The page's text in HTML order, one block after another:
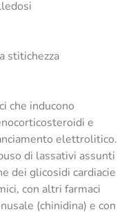
stitichezza
che inducono
e
elettrolitico.
di lassativi assunti
dei glicosidi cardiacie
con altri farmaci
(chinidina) e con